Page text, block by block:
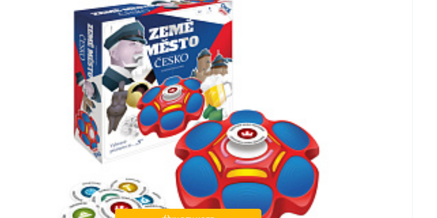
Favorit
Vergleichen Sie
republiky. Výrobek vyžaduje 3 x AA baterie (nejsou součástí balení). Obsahuje: herní jednotku, 30 kartiček a